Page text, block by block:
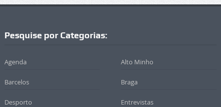
Pesquise por Categorias:
Agenda Alto Minho
Barcelos Braga
Desporto Entrevistas